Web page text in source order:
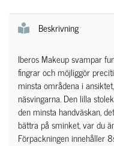
Beskrivning
Iberos Makeup svampar
fingrar och möjliggör
minsta områdena i
näsvingarna. Den lilla
den minsta handväskan,
bättra på sminket, var du
Förpackningen innehåller